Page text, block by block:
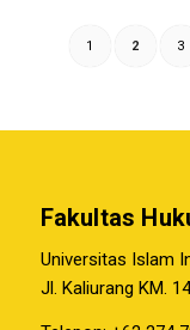
1 2 3
Fakultas
Universitas Islam
Jl. Kaliurang KM.